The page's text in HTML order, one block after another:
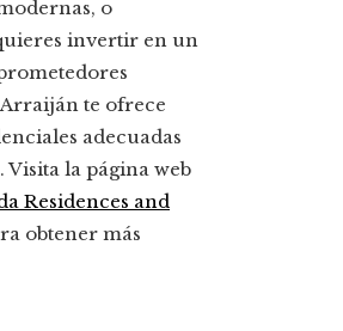
o
invertir en un
te ofrece
adecuadas
Visita la página web
Residences and
obtener más